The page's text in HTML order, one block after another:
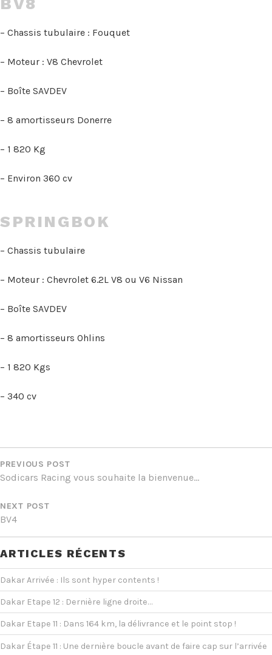
BV8
– Chassis tubulaire : Fouquet
– Moteur : V8 Chevrolet
– Boîte SAVDEV
– 8 amortisseurs Donerre
– 1 820 Kg
– Environ 360 cv
SPRINGBOK
– Chassis tubulaire
– Moteur : Chevrolet 6.2L V8 ou V6 Nissan
– Boîte SAVDEV
– 8 amortisseurs Ohlins
– 1 820 Kgs
– 340 cv
NAVIGATION
DE
L’ARTICLE
PREVIOUS POST
Sodicars Racing vous souhaite la bienvenue…
NEXT POST
BV4
ARTICLES RÉCENTS
Dakar Arrivée : Ils sont hyper contents !
Dakar Etape 12 : Dernière ligne droite…
Dakar Etape 11 : Dans 164 km, la délivrance et le point stop !
Dakar Étape 11 : Une dernière boucle avant de faire cap sur l’arrivée